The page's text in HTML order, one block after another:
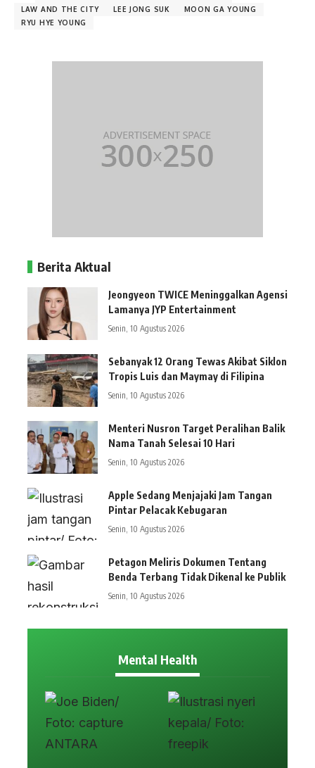
LAW AND THE CITY LEE JONG SUK
MOON GA YOUNG
RYU HYE YOUNG
Berita Aktual
Jeongyeon TWICE Meninggalkan Agensi
Lamanya JYP Entertainment
Senin, 10 Agustus 2026
Sebanyak 12 Orang Tewas Akibat Siklon
Tropis Luis dan Maymay di Filipina
Senin, 10 Agustus 2026
Menteri Nusron Target Peralihan Balik
Nama Tanah Selesai 10 Hari
Senin, 10 Agustus 2026
Apple Sedang Menjajaki Jam Tangan
Pintar Pelacak Kebugaran
Senin, 10 Agustus 2026
Petagon Meliris Dokumen Tentang
Benda Terbang Tidak Dikenal ke Publik
Senin, 10 Agustus 2026
Mental Health